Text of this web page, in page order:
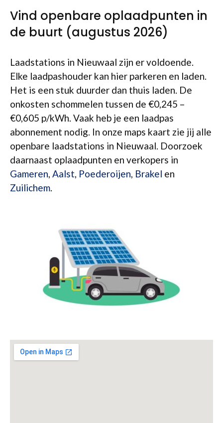
Vind openbare oplaadpunten in
de buurt (augustus 2026)
Laadstations in Nieuwaal zijn er voldoende.
Elke laadpashouder kan hier parkeren en laden.
Het is een stuk duurder dan thuis laden. De
onkosten schommelen tussen de €0,245 –
€0,605 p/kWh. Vaak heb je een laadpas
abonnement nodig. In onze maps kaart zie jij alle
openbare laadstations in Nieuwaal. Doorzoek
daarnaast oplaadpunten en verkopers in
Gameren, Aalst, Poederoijen, Brakel en
Zuilichem.